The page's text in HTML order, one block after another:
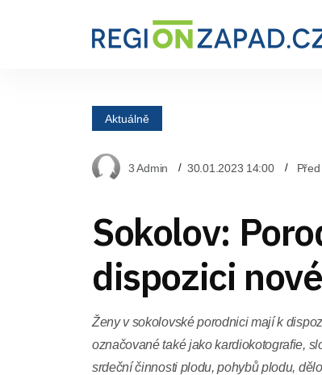
Aktuálně
3 Admin 30.01.2023 14:00
Sokolov:
dispozici
Ženy v sokolovské porodnici mají k
označované také jako kardiokotografie,
srdeční činnosti plodu, pohybů plodu,